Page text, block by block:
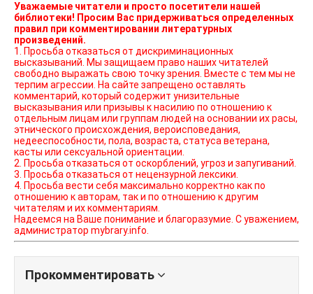
Уважаемые читатели и просто посетители нашей
библиотеки! Просим Вас придерживаться определенных
правил при комментировании литературных
произведений.
1. Просьба отказаться от дискриминационных
высказываний. Мы защищаем право наших читателей
свободно выражать свою точку зрения. Вместе с тем мы не
терпим агрессии. На сайте запрещено оставлять
комментарий, который содержит унизительные
высказывания или призывы к насилию по отношению к
отдельным лицам или группам людей на основании их расы,
этнического происхождения, вероисповедания,
недееспособности, пола, возраста, статуса ветерана,
касты или сексуальной ориентации.
2. Просьба отказаться от оскорблений, угроз и запугиваний.
3. Просьба отказаться от нецензурной лексики.
4. Просьба вести себя максимально корректно как по
отношению к авторам, так и по отношению к другим
читателям и их комментариям.
Надеемся на Ваше понимание и благоразумие. С уважением,
администратор mybrary.info.
Прокомментировать